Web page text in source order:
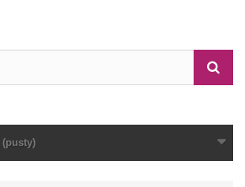
(pusty)